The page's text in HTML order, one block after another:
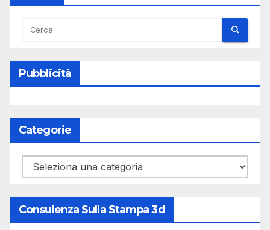
Pubblicità
Categorie
Categorie
Consulenza Sulla Stampa 3d